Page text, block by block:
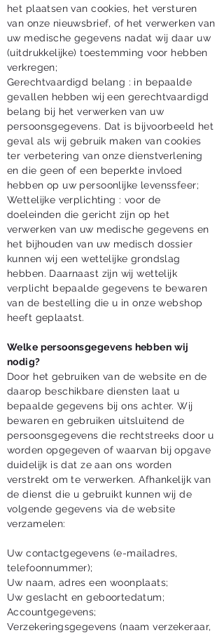
het plaatsen van cookies, het versturen
van onze nieuwsbrief, of het verwerken van
uw medische gegevens nadat wij daar uw
(uitdrukkelijke) toestemming voor hebben
verkregen;
Gerechtvaardigd belang : in bepaalde
gevallen hebben wij een gerechtvaardigd
belang bij het verwerken van uw
persoonsgegevens. Dat is bijvoorbeeld het
geval als wij gebruik maken van cookies
ter verbetering van onze dienstverlening
en die geen of een beperkte invloed
hebben op uw persoonlijke levenssfeer;
Wettelijke verplichting : voor de
doeleinden die gericht zijn op het
verwerken van uw medische gegevens en
het bijhouden van uw medisch dossier
kunnen wij een wettelijke grondslag
hebben. Daarnaast zijn wij wettelijk
verplicht bepaalde gegevens te bewaren
van de bestelling die u in onze webshop
heeft geplaatst.
Welke persoonsgegevens hebben wij
nodig?
Door het gebruiken van de website en de
daarop beschikbare diensten laat u
bepaalde gegevens bij ons achter. Wij
bewaren en gebruiken uitsluitend de
persoonsgegevens die rechtstreeks door u
worden opgegeven of waarvan bij opgave
duidelijk is dat ze aan ons worden
verstrekt om te verwerken. Afhankelijk van
de dienst die u gebruikt kunnen wij de
volgende gegevens via de website
verzamelen:
Uw contactgegevens (e-mailadres,
telefoonnummer);
Uw naam, adres een woonplaats;
Uw geslacht en geboortedatum;
Accountgegevens;
Verzekeringsgegevens (naam verzekeraar,